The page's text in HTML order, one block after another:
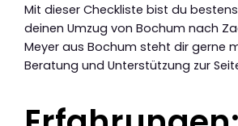
Mit dieser Checkliste bist du
deinen Umzug von Bochum nach
Meyer aus Bochum steht dir gerne
Beratung und Unterstützung zur